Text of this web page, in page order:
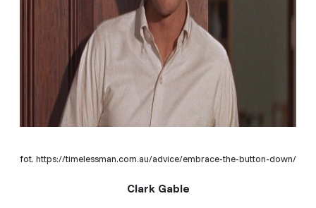
fot. https://timelessman.com.au/advice/embrace-the-button-down/
Clark Gable